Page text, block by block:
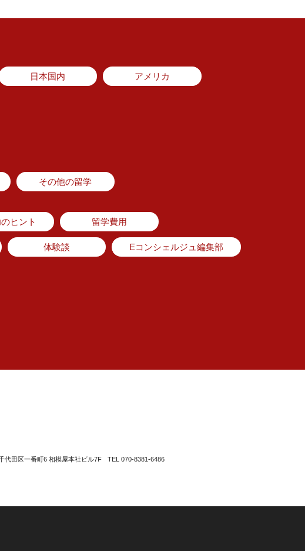
日本国内 アメリカ
その他の留学
ヒント 留学費用
体験談 Eコンシェルジュ編集部
代田区一番町6 相模屋本社ビル7F TEL 070-8381-6486